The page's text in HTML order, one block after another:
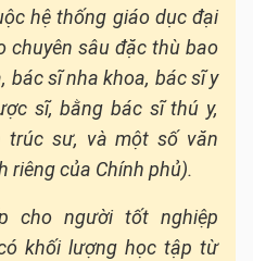
hệ thống giáo dục đại
chuyên sâu đặc thù bao
bác sĩ nha khoa, bác sĩ y
sĩ, bằng bác sĩ thú y,
trúc sư, và một số văn
riêng của Chính phủ).
cho người tốt nghiệp
khối lượng học tập từ